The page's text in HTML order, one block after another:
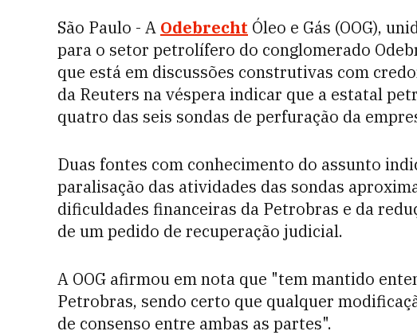
São Paulo - A Odebrecht Óleo e Gás (OOG),
para o setor petrolífero do conglomerado
que está em discussões construtivas com
da Reuters na véspera indicar que a estatal
quatro das seis sondas de perfuração da
Duas fontes com conhecimento do assunto
paralisação das atividades das sondas
dificuldades financeiras da Petrobras e da
de um pedido de recuperação judicial.
A OOG afirmou em nota que "tem mantido
Petrobras, sendo certo que qualquer
de consenso entre ambas as partes".